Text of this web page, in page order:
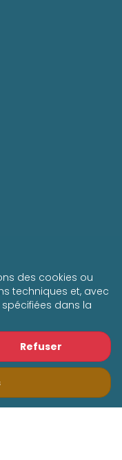
des cookies ou
techniques et, avec
dans la
Refuser